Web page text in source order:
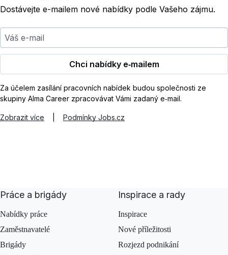
Dostávejte e-mailem nové nabídky podle Vašeho zájmu.
Váš e-mail
Chci nabídky e‑mailem
Za účelem zasílání pracovních nabídek budou společnosti ze
skupiny Alma Career zpracovávat Vámi zadaný e‑mail.
Zobrazit více Podmínky Jobs.cz
Práce a brigády
Nabídky práce
Zaměstnavatelé
Brigády
Inspirace a rady
Inspirace
Nové příležitosti
Rozjezd podnikání